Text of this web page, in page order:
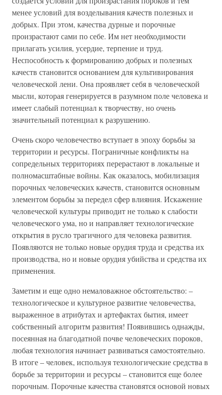
менее условий для возделывания качеств полезных и
добрых. При этом, качества дурные и порочные
произрастают сами по себе. Им нет необходимости
прилагать усилия, усердие, терпение и труд.
Неспособность к формированию добрых и полезных
качеств становится основанием для культивирования
человеческой лени. Она проявляет себя в человеческой
мысли, которая генерируется в разумном поле человека и
имеет слабый потенциал к творчеству, но очень
значительный потенциал к разрушению.
Очень скоро человечество вступает в эпоху борьбы за
территории и ресурсы. Пограничные конфликты на
сопредельных территориях перерастают в локальные и
полномасштабные войны. Как оказалось, мобилизация
порочных человеческих качеств, становится основным
элементом борьбы за передел сфер влияния. Искажение
человеческой культуры приводит не только к слабости
человеческого ума, но и направляет технологические
открытия в русло трагичного для человека развития.
Появляются не только новые орудия труда и средства их
производства, но и новые орудия убийства и средства их
применения.
Заметим и еще одно немаловажное обстоятельство: –
технологическое и культурное развитие человечества,
выраженное в атрибутах и артефактах бытия, имеет
собственный алгоритм развития! Появившись однажды,
посеянная на благодатной почве человеческих пороков,
любая технология начинает развиваться самостоятельно.
В итоге – человек, используя технологические средства в
борьбе за территории и ресурсы – становится еще более
порочным. Порочные качества становятся основой новых